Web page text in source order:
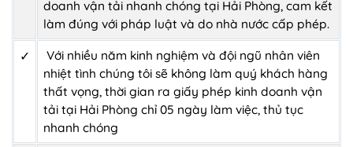
doanh vận tải nhanh chóng tại Hải Phòng, cam kết
làm đúng với pháp luật và do nhà nước cấp phép.
✓
Với nhiều năm kinh nghiệm và đội ngũ nhân viên
nhiệt tình chúng tôi sẽ không làm quý khách hàng
thất vọng, thời gian ra giấy phép kinh doanh vận
tải tại Hải Phòng chỉ 05 ngày làm việc, thủ tục
nhanh chóng